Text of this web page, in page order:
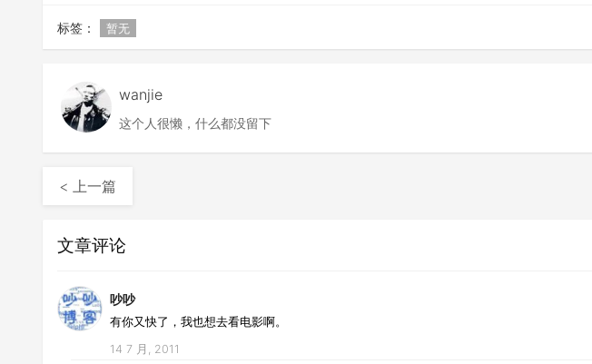
标签： 暂无
wanjie
这个人很懒，什么都没留下
< 上一篇
文章评论
吵吵
有你又快了，我也想去看电影啊。
14 7 月, 2011